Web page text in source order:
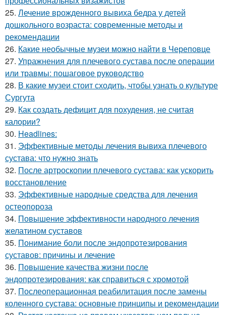
25. Лечение врожденного вывиха бедра у детей
дошкольного возраста: современные методы и
рекомендации
26. Какие необычные музеи можно найти в Череповце
27. Упражнения для плечевого сустава после операции
или травмы: пошаговое руководство
28. В какие музеи стоит сходить, чтобы узнать о культуре
Сургута
29. Как создать дефицит для похудения, не считая
калории?
30. Headlines:
31. Эффективные методы лечения вывиха плечевого
сустава: что нужно знать
32. После артроскопии плечевого сустава: как ускорить
восстановление
33. Эффективные народные средства для лечения
остеопороза
34. Повышение эффективности народного лечения
желатином суставов
35. Понимание боли после эндопротезирования
суставов: причины и лечение
36. Повышение качества жизни после
эндопротезирования: как справиться с хромотой
37. Послеоперационная реабилитация после замены
коленного сустава: основные принципы и рекомендации